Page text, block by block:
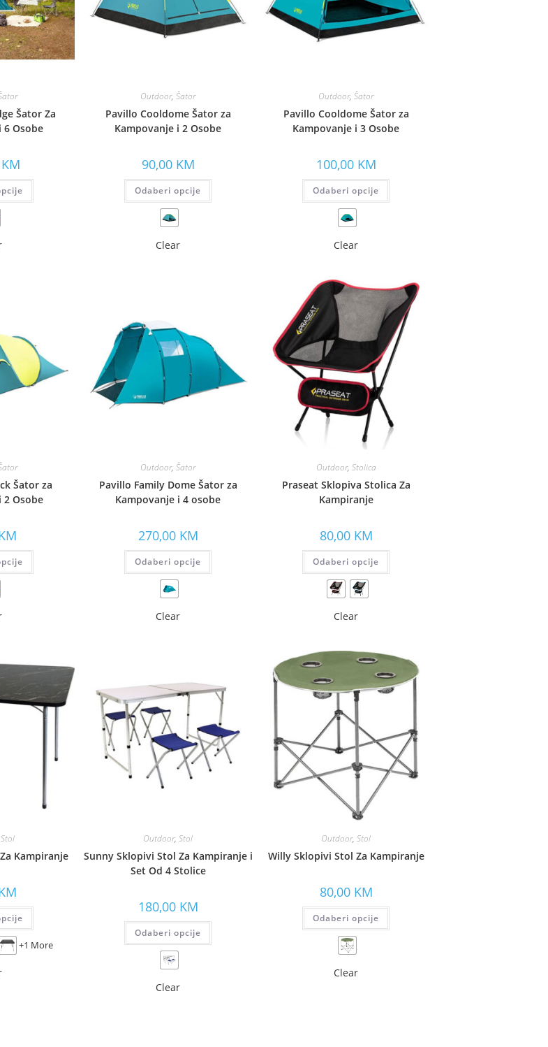
Šator Za
6 Osobe
KM
Outdoor, Šator
Pavillo Cooldome Šator za
Kampovanje i 2 Osobe
90,00 KM
Odaberi opcije
Clear
Outdoor, Šator
Pavillo Cooldome Šator za
Kampovanje i 3 Osobe
100,00 KM
Odaberi opcije
Clear
Šator za
2 Osobe
Outdoor, Šator
Pavillo Family Dome Šator za
Kampovanje i 4 osobe
270,00 KM
Odaberi opcije
Clear
Outdoor, Stolica
Praseat Sklopiva Stolica Za
Kampiranje
80,00 KM
Odaberi opcije
Clear
Stol
Kampiranje
+1 More
Outdoor, Stol
Sunny Sklopivi Stol Za Kampiranje i
Set Od 4 Stolice
180,00 KM
Odaberi opcije
Clear
Outdoor, Stol
Willy Sklopivi Stol Za Kampiranje
80,00 KM
Odaberi opcije
Clear